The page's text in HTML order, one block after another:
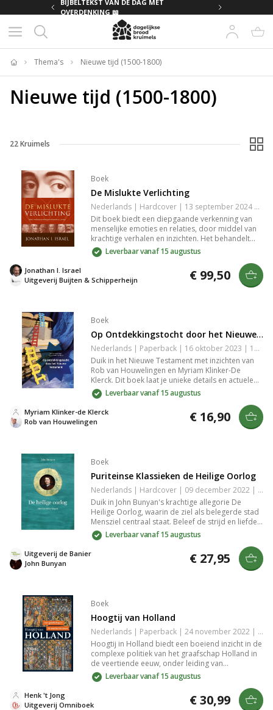
BIJBELTEKST VAN DE DAG MET
OVERDENKING 📖
Home
Thema's Nieuwe tijd (1500-1800)
Nieuwe tijd (1500-1800)
22Kruimels
Boek
De Mislukte Verlichting
Nederlands | Hardcover | 13 september 2024 | 1184 pagina's | 9789051946208
Dit boek biedt een diepgaande verkenning van
menselijke emoties en relaties, door middel van
krachtige verhalen en inzichten. Het behandelt
thema's zoals kwetsbaarheid, liefde en de
zoektocht naar verbinding in een moderne
wereld. Perfect voor lezers die willen reflecteren
op hun eigen ervaringen en meer willen begrijpen
over sociale dynamieken.
Leverbaar vanaf 15 augustus
Uitgeverij Buijten & Schipperheijn
Jonathan I. Israel € 99,50
Boek
Op Ontdekkingstocht door het Nieuwe Testament
Nederlands | Paperback | 16 oktober 2023 | 160 pagina's | Basisbijbel | 9789463692434
Duik in het Nieuwe Testament met inzichten van
Rob van Houwelingen en Myriam Klinker-De
Klerck. Dit boek laat je unieke details en actuele
verbanden zien door gedetailleerde
tekstanalyses. Verrijk je kennis en vind een frisse
oriëntatie in de bijbelse teksten met deze
deskundige leidraad.
Leverbaar vanaf 15 augustus
Rob van Houwelingen
Myriam Klinker-de Klerck € 16,90
Boek
Puriteinse Klassieken de Heilige Oorlog
Nederlands | Hardcover | 09 december 2022 | 416 pagina's | 9789087188405
Duik in John Bunyan's krachtige allegorie De
Heilige Oorlog, waarin de ziel als belegerde stad
Mensziel centraal staat. Beleef de strijd en liefde
van Koning Shaddai en Prins Immanuël, verrijkt
met originele kanttekeningen voor een dieper
begrip. Ideal voor liefhebbers van spirituele
Leverbaar vanaf 15 augustus
John Bunyan
Uitgeverij de Banier € 27,95
Boek
Hoogtij van Holland
Nederlands | Paperback | 24 november 2022 | 416 pagina's | 9789401918534
Hoogtij in Holland biedt een boeiend inzicht in de
complexe politiek van het graafschap Holland in
de veertiende eeuw, onder leiding van
invloedrijke figuren zoals Willem III van
Henegouwen en keizerin Margaretha. De Hoekse
en Kabeljauwse twisten tekenen deze periode van
crisis en machtspel.
Leverbaar vanaf 15 augustus
Uitgeverij Omniboek
Henk 't Jong € 30,99